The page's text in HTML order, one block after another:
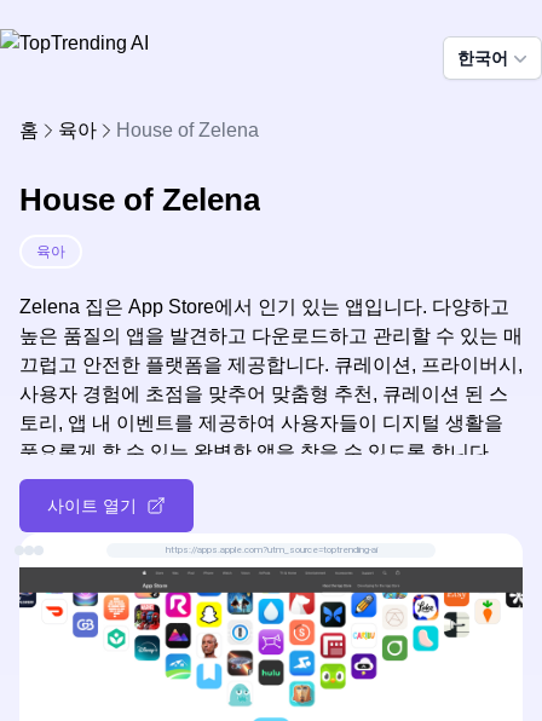
한국어
홈 육아 House of Zelena
House of Zelena
육아
Zelena 집은 App Store에서 인기 있는 앱입니다. 다양하고
높은 품질의 앱을 발견하고 다운로드하고 관리할 수 있는 매
끄럽고 안전한 플랫폼을 제공합니다. 큐레이션, 프라이버시,
사용자 경험에 초점을 맞추어 맞춤형 추천, 큐레이션 된 스
토리, 앱 내 이벤트를 제공하여 사용자들이 디지털 생활을
풍요롭게 할 수 있는 완벽한 앱을 찾을 수 있도록 합니다.
Zelena 집은 신뢰할 수 있는 앱 발견 여행의 목적지입니다.
사이트 열기
https://apps.apple.com?utm_source=toptrending-ai